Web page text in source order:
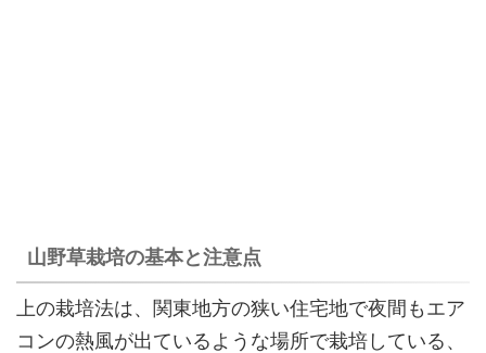
山野草栽培の基本と注意点
上の栽培法は、関東地方の狭い住宅地で夜間もエア
コンの熱風が出ているような場所で栽培している、